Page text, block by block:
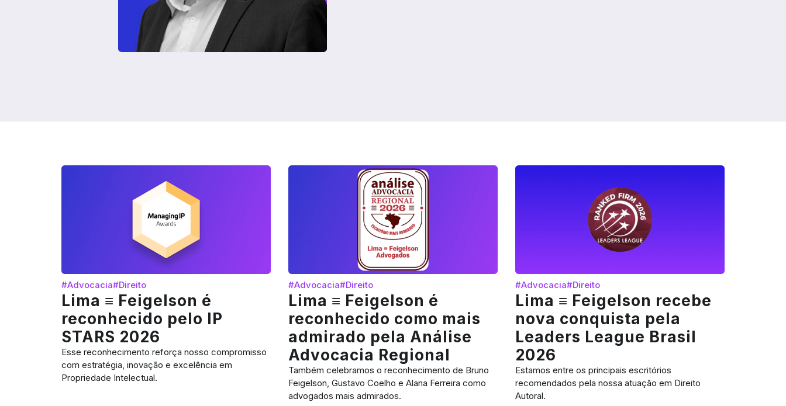
#Advocacia#Direito
Lima ≡ Feigelson é
reconhecido pelo IP
STARS 2026
Esse reconhecimento reforça nosso compromisso
com estratégia, inovação e excelência em
Propriedade Intelectual.
#Advocacia#Direito
Lima ≡ Feigelson é
reconhecido como mais
admirado pela Análise
Advocacia Regional
Também celebramos o reconhecimento de Bruno
Feigelson, Gustavo Coelho e Alana Ferreira como
advogados mais admirados.
#Advocacia#Direito
Lima ≡ Feigelson recebe
nova conquista pela
Leaders League Brasil
2026
Estamos entre os principais escritórios
recomendados pela nossa atuação em Direito
Autoral.